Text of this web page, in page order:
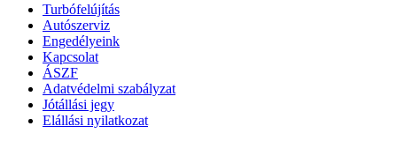
Turbófelújítás
Autószerviz
Engedélyeink
Kapcsolat
ÁSZF
Adatvédelmi szabályzat
Jótállási jegy
Elállási nyilatkozat